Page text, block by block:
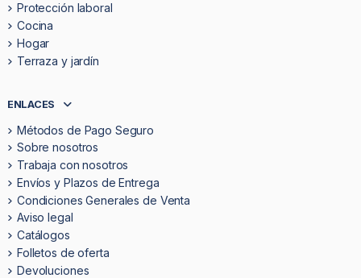
Protección laboral
Cocina
Hogar
Terraza y jardín
ENLACES
Métodos de Pago Seguro
Sobre nosotros
Trabaja con nosotros
Envíos y Plazos de Entrega
Condiciones Generales de Venta
Aviso legal
Catálogos
Folletos de oferta
Devoluciones